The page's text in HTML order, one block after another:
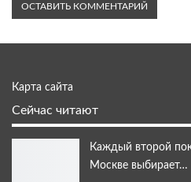
Карта сайта
Сейчас читают
Каждый второй
Москве выбирает…